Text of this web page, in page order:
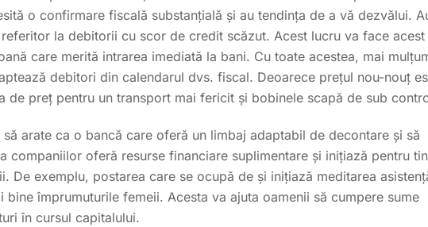
o confirmare fiscală substanțială și au tendința de a vă dezvălui.
la debitorii cu scor de credit scăzut. Acest lucru va face acest
care merită intrarea imediată la bani. Cu toate acestea, mai
debitori din calendarul dvs. fiscal. Deoarece prețul nou-nouț
de preț pentru un transport mai fericit și bobinele scapă de sub
arate ca o bancă care oferă un limbaj adaptabil de decontare și să
companiilor oferă resurse financiare suplimentare și inițiază pentru
De exemplu, postarea care se ocupă de și inițiază meditarea
împrumuturile femeii. Acesta va ajuta oamenii să cumpere sume
în cursul capitalului.